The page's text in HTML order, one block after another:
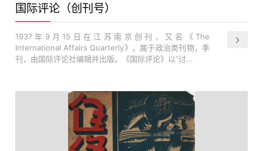
国际评论（创刊号）
1937年9月15日在江苏南京创刊，又名《The
International Affairs Quarterly》，属于政治类刊物，季
刊，由国际评论社编辑并出版。《国际评论》以“讨...